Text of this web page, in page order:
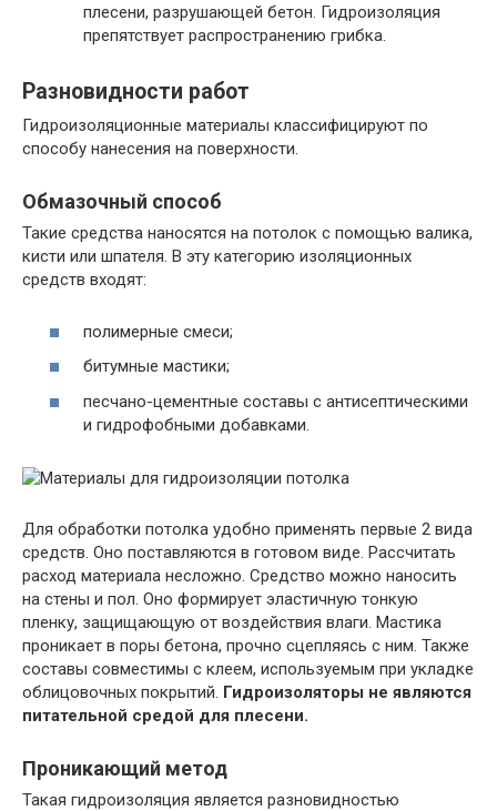
плесени, разрушающей бетон. Гидроизоляция
препятствует распространению грибка.
Разновидности работ
Гидроизоляционные материалы классифицируют по
способу нанесения на поверхности.
Обмазочный способ
Такие средства наносятся на потолок с помощью валика,
кисти или шпателя. В эту категорию изоляционных
средств входят:
полимерные смеси;
битумные мастики;
песчано-цементные составы с антисептическими
и гидрофобными добавками.
Для обработки потолка удобно применять первые 2 вида
средств. Оно поставляются в готовом виде. Рассчитать
расход материала несложно. Средство можно наносить
на стены и пол. Оно формирует эластичную тонкую
пленку, защищающую от воздействия влаги. Мастика
проникает в поры бетона, прочно сцепляясь с ним. Также
составы совместимы с клеем, используемым при укладке
облицовочных покрытий. Гидроизоляторы не являются
питательной средой для плесени.
Проникающий метод
Такая гидроизоляция является разновидностью